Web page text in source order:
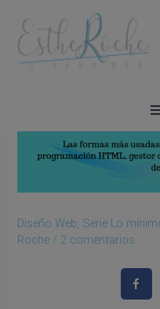
contenido
Diseño Web, Serie Lo
Roche/ 2 comentarios
entradas